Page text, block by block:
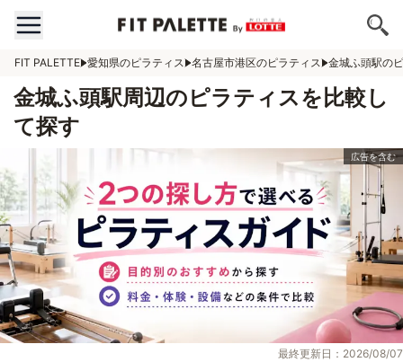
FIT PALETTE 愛知県のピラティス 名古屋市港区のピラティス 金城ふ頭駅の
金城ふ頭駅周辺のピラティスを比較し
て探す
最終更新日：2026/08/07